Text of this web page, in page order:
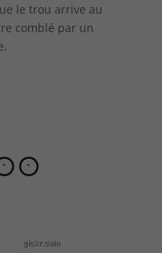
le trou arrive au
comblé par un